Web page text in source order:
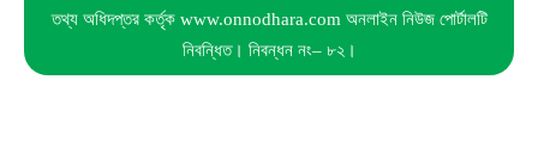
তথ্য অধিদপ্তর কর্তৃক www.onnodhara.com অনলাইন নিউজ পোর্টালটি
নিবন্ধিত। নিবন্ধন নং– ৮২।